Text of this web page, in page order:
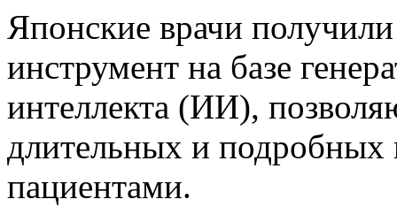
Японские врачи
инструмент на базе
интеллекта (ИИ),
длительных и подробных
пациентами.